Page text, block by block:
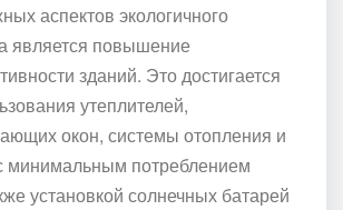
аспектов экологичного
является повышение
зданий. Это достигается
утеплителей,
окон, системы отопления и
минимальным потреблением
установкой солнечных батарей